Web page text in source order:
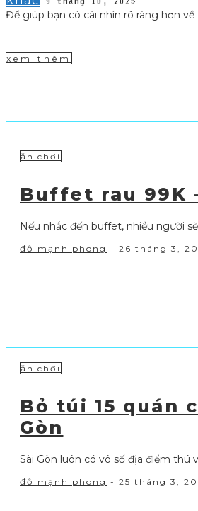
Để giúp bạn có cái nhìn rõ ràng hơn
xem thêm
ăn chơi
Buffet rau 99K
Nếu nhắc đến buffet, nhiều người
đỗ mạnh phong - 26 tháng 3,
ăn chơi
Bỏ túi 15 quán
Gòn
Sài Gòn luôn có vô số địa điểm thú
đỗ mạnh phong - 25 tháng 3,